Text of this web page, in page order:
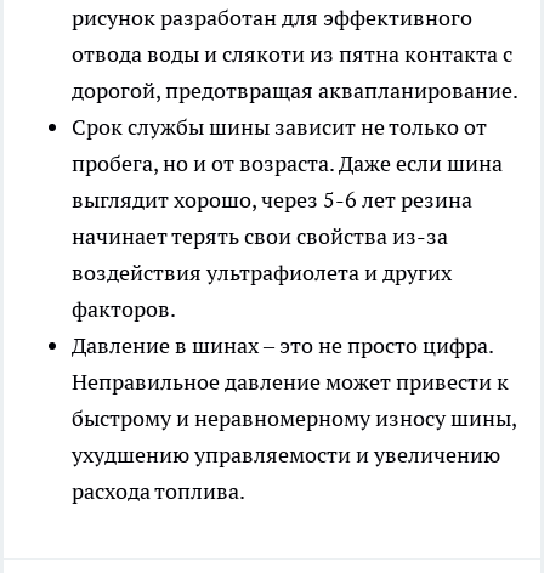
рисунок разработан для эффективного
отвода воды и слякоти из пятна контакта с
дорогой, предотвращая аквапланирование.
Срок службы шины зависит не только от
пробега, но и от возраста. Даже если шина
выглядит хорошо, через 5-6 лет резина
начинает терять свои свойства из-за
воздействия ультрафиолета и других
факторов.
Давление в шинах – это не просто цифра.
Неправильное давление может привести к
быстрому и неравномерному износу шины,
ухудшению управляемости и увеличению
расхода топлива.